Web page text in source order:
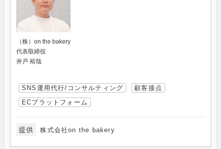
（株）on the bakery
代表取締役
井戸 裕哉
SNS運用代行/コンサルティング
顧客接点
ECプラットフォーム
提供 株式会社on the bakery